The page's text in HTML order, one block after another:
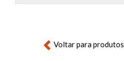
Voltar para produtos